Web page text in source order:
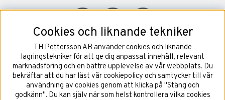
©2026Copyright TH Pettersson AB
Cookies och liknande tekniker
TH Pettersson AB använder cookies och liknande
lagringstekniker för att ge dig anpassat innehåll, relevant
marknadsföring och en bättre upplevelse av vår webbplats. Du
bekräftar att du har läst vår cookiepolicy och samtycker till vår
användning av cookies genom att klicka på "Stäng och
godkänn". Du kan själv när som helst kontrollera vilka cookies